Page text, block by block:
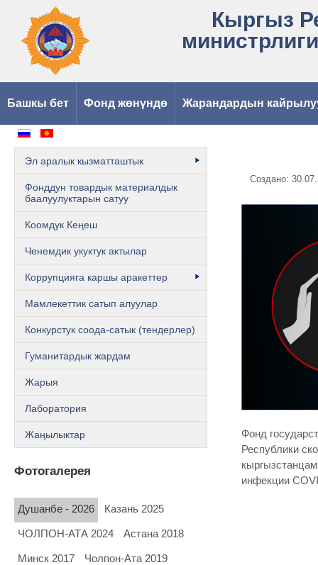
Кыргыз
Башкы бет Фонд жөнүндө Жарандардын
Эл аралык кызматташтык
Фонддун товардык материалдык
баалуулуктарын сатуу
Коомдук Кеңеш
Ченемдик укуктук актылар
Коррупцияга каршы аракеттер
Мамлекеттик сатып алуулар
Конкурстук соода-сатык (тендерлер)
Гуманитардык жардам
Жарыя
Лаборатория
Жаңылыктар
Фотогалерея
Душанбе - 2026 Казань 2025
ЧОЛПОН-АТА 2024 Астана 2018
Минск 2017 Чолпон-Ата 2019
Создано:
Фонд
Республики
инфекции